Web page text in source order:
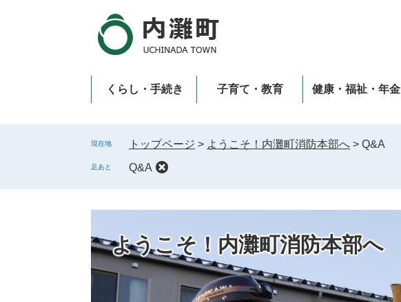
す
し
へ
くらし・手続き 子育て・教育 健康・福祉・年金
現在地 トップページ > ようこそ！内灘町消防本部へ > Q&A
足あと Q&A
ようこそ！内灘町消防本部へ